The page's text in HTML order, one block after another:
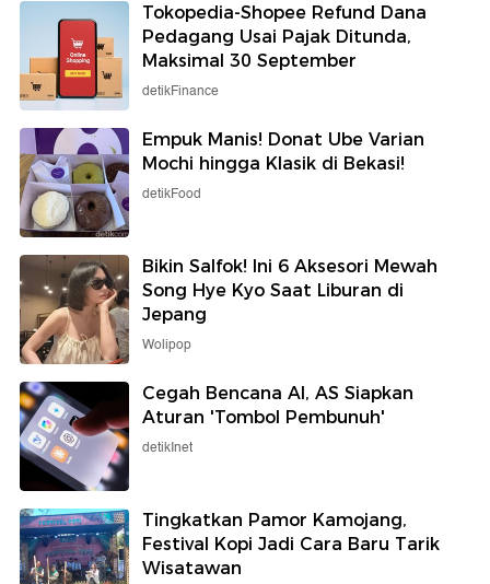
Tokopedia-Shopee Refund Dana
Pedagang Usai Pajak Ditunda,
Maksimal 30 September
detikFinance
Empuk Manis! Donat Ube Varian
Mochi hingga Klasik di Bekasi!
detikFood
Bikin Salfok! Ini 6 Aksesori Mewah
Song Hye Kyo Saat Liburan di
Jepang
Wolipop
Cegah Bencana AI, AS Siapkan
Aturan 'Tombol Pembunuh'
detikInet
Tingkatkan Pamor Kamojang,
Festival Kopi Jadi Cara Baru Tarik
Wisatawan